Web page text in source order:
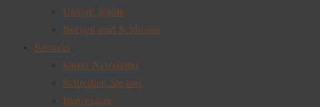
Unsere Städte
Burgen und Schlösser
Kontakt
Unser Newsletter
Schreiben Sie uns
Impressum